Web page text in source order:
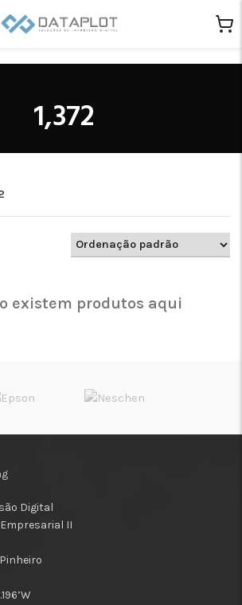
1,372
existem produtos aqui
Digital
II